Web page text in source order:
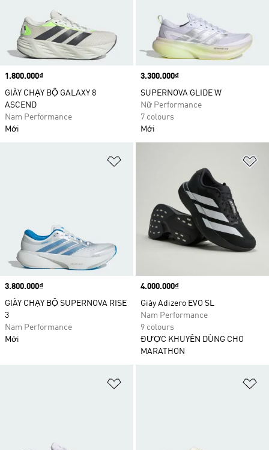
Price
1.800.000₫
GIÀY CHẠY BỘ GALAXY 8
ASCEND
Nam Performance
Mới
Price
3.300.000₫
SUPERNOVA GLIDE W
Nữ Performance
7 colours
Mới
Price
3.800.000₫
GIÀY CHẠY BỘ SUPERNOVA RISE
3
Nam Performance
Mới
Price
4.000.000₫
Giày Adizero EVO SL
Nam Performance
9 colours
ĐƯỢC KHUYÊN DÙNG CHO
MARATHON